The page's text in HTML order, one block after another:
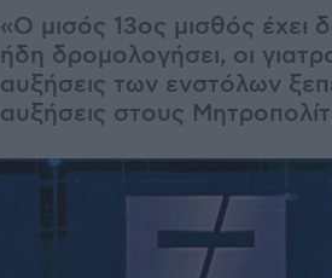
«Ο μισός 13ος μισθός έχει
ήδη δρομολογήσει, οι
αυξήσεις των ενστόλων
αυξήσεις στους